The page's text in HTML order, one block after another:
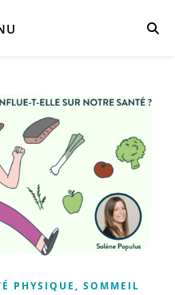
PHYSIQUE, SOMMEIL